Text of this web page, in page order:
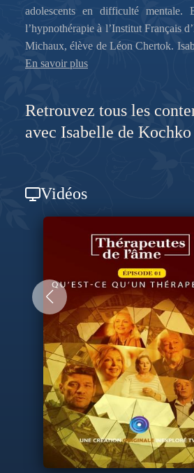
adolescents en difficulté
l’hypnothérapie à l’Institut Français
Michaux, élève de Léon Chertok.
écrit le chapitre consacré aux
En savoir plus
Retrouvez tous les
avec Isabelle de Kochko
Vidéos